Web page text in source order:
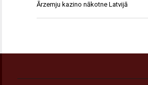
Ārzemju kazino nākotne Latvijā